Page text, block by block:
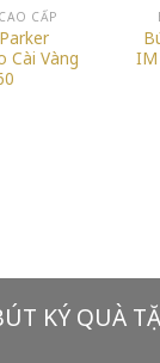
CẤP
Cài Vàng
IM
KÝ QUÀ